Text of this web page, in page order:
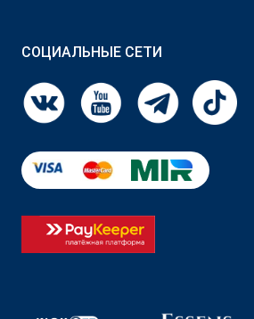
СОЦИАЛЬНЫЕ СЕТИ